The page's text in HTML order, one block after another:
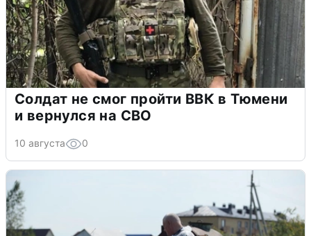
Солдат не смог пройти ВВК в Тюмени
и вернулся на СВО
10 августа 0